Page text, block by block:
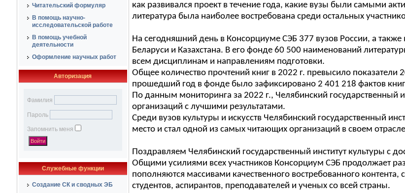
Читательский формуляр
В помощь научно-
исследовательской работе
В помощь учебной
деятельности
Оформление научных работ
Авторизация
Фамилия
Пароль
Запомнить меня
Служебные функции
Создание СК и сводных ЭБ
как развивался проект в течение года, какие вузы были самыми
литература была наиболее востребована среди остальных
На сегодняшний день в Консорциуме СЭБ 377 вузов России, а также
Беларуси и Казахстана. В его фонде 60 500 наименований
всем дисциплинам и направлениям подготовки.
Общее количество прочтений книг в 2022 г. превысило показатели
прошедший год в фонде было зафиксировано 2 401 218 фактов
По данным мониторинга за 2022 г., Челябинский государственный
организаций с лучшими результатами.
Среди вузов культуры и искусств Челябинский государственный
место и стал одной из самых читающих организаций в своем
Поздравляем Челябинский государственный институт культуры с
Общими усилиями всех участников Консорциум СЭБ продолжает
пополняются массивами качественного востребованного контента,
студентов, аспирантов, преподавателей и ученых со всей страны.